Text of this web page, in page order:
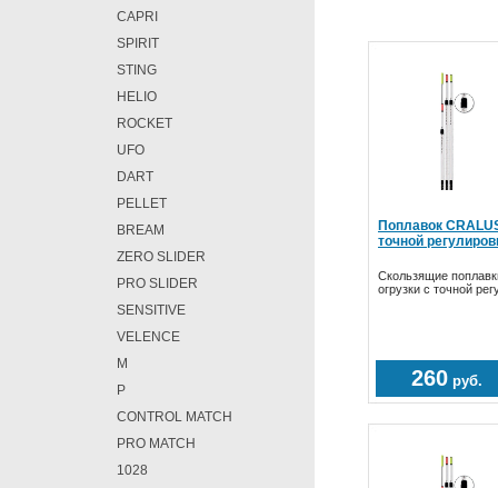
CAPRI
SPIRIT
STING
HELIO
ROCKET
UFO
DART
PELLET
BREAM
ZERO SLIDER
PRO SLIDER
SENSITIVE
VELENCE
M
P
CONTROL MATCH
PRO MATCH
1028
Поплавок
точной
Cкользящие
огрузки c точной
260 руб.